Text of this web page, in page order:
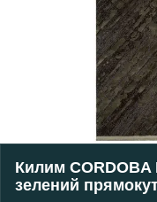
Килим CORDOBA
зелений